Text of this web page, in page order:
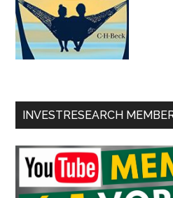
INVESTRESEARCH